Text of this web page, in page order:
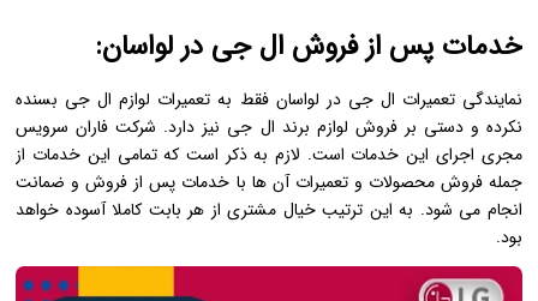
خدمات پس از فروش ال جی در لواسان:
نمایندگی تعمیرات ال جی در لواسان فقط به تعمیرات لوازم ال جی بسنده
نکرده و دستی بر فروش لوازم برند ال جی نیز دارد. شرکت فاران سرویس
مجری اجرای این خدمات است. لازم به ذکر است که تمامی این خدمات از
جمله فروش محصولات و تعمیرات آن ها با خدمات پس از فروش و ضمانت
انجام می شود. به این ترتیب خیال مشتری از هر بابت کاملا آسوده خواهد
بود.